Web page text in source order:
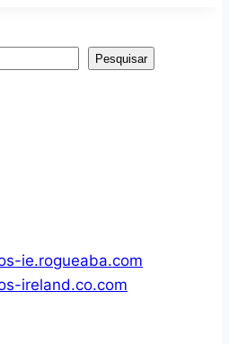
com
3
14cm
Pesquisar
ie.rogueaba.com
ireland.co.com